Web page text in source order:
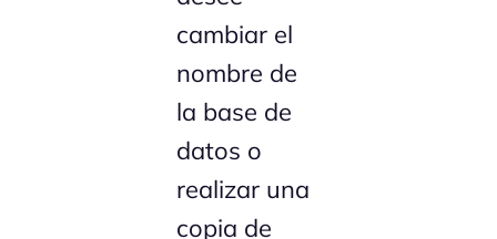
cambiar el
nombre de
la base de
datos o
realizar una
copia de